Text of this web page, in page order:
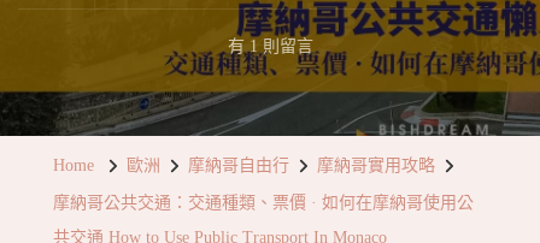
在
〈摩
納
有 1 則留言
Home 歐洲 摩納哥自由行 摩納哥實用攻略
摩納哥公共交通：交通種類、票價 · 如何在摩納哥使用公
共交通 How to Use Public Transport In Monaco